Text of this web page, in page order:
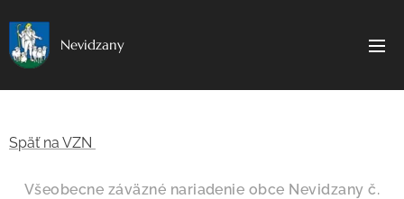
Nevidzany
Späť na VZN
Všeobecne záväzné nariadenie obce Nevidzany č.